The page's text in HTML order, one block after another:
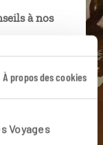
À propos des cookies
Voyages
à nos
du pays.
nos studios